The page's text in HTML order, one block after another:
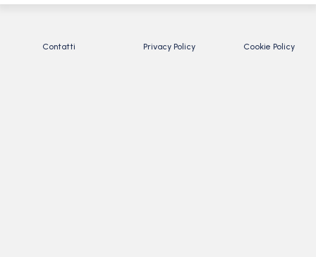
Contatti Privacy Policy Cookie Policy